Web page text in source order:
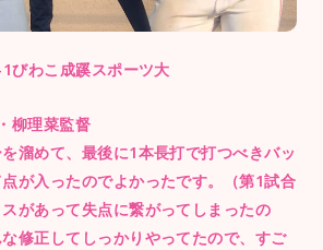
びわこ成蹊スポーツ大
柳理菜監督
を溜めて、最後に1本長打で打つべきバッ
が入ったのでよかったです。（第1試合
があって失点に繋がってしまったの
修正してしっかりやってたので、すご